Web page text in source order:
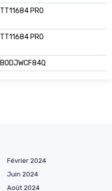
‎TT11684 PRO
‎TT11684 PRO
B0DJWCF84Q
Février 2024
Juin 2024
Août 2024